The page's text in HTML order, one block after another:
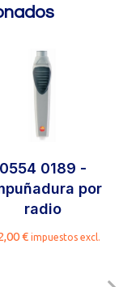
0554 0189 -
por
radio
€ impuestos excl.